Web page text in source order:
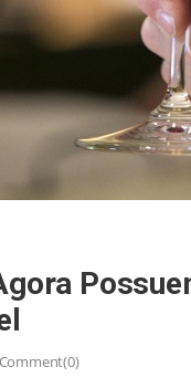
Comment(0)